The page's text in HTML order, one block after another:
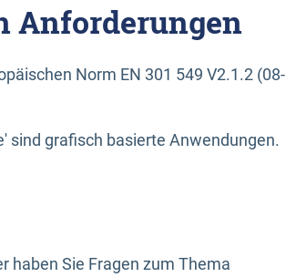
Anforderungen
Norm EN 301 549 V2.1.2 (08-
sind grafisch basierte Anwendungen.
haben Sie Fragen zum Thema